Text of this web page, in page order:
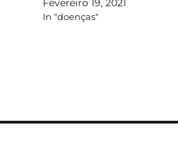
Fevereiro 19, 2021
In "doenças"